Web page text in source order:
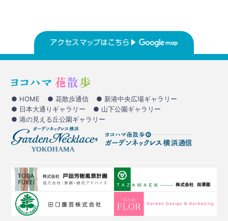
● HOME ● 花散歩通信
● 新港中央広場ギャラリー
● 日本大通りギャラリー
● 山下公園ギャラリー
● 港の見える丘公園ギャラリー